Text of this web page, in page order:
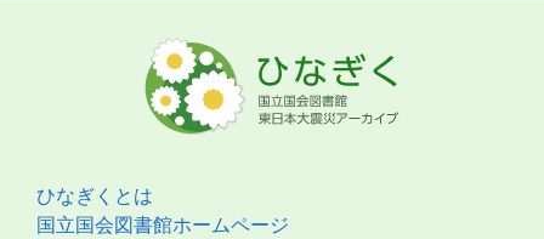
ひなぎくとは
国立国会図書館ホームページ